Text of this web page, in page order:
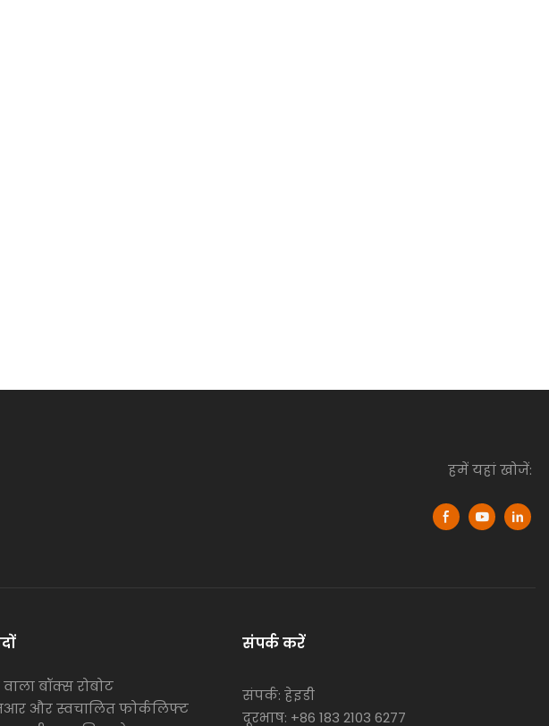
हमें यहां खोजें:
बॉक्स रोबोट
और स्वचालित फोर्कलिफ्ट
संपर्क करें
संपर्क: हेइडी
दूरभाष: +86 183 2103 6277